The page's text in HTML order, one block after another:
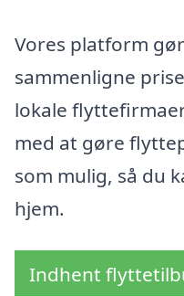
Vores platform
sammenligne
lokale
med at gøre
som mulig, så du
hjem.
Indhent